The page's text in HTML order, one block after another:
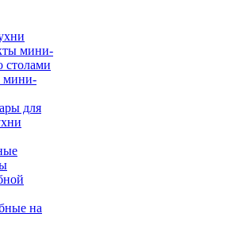
мини-
столами
мини-
для
на